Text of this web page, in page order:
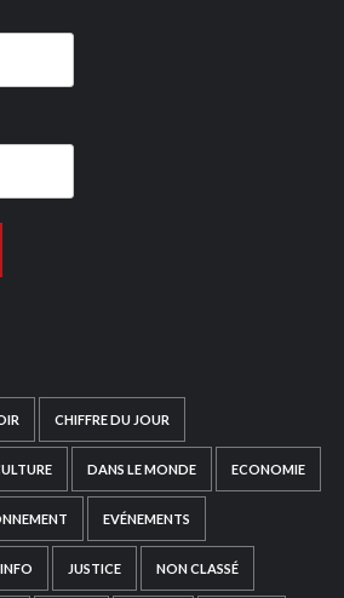
CHIFFRE DU JOUR
DANS LE MONDE ECONOMIE
EVÉNEMENTS
JUSTICE NON CLASSÉ